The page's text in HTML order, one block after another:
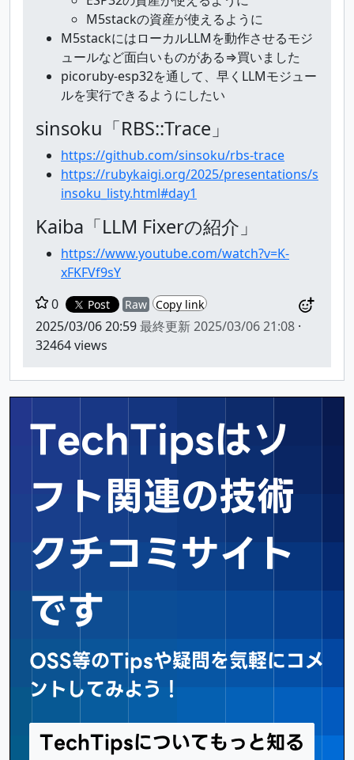
M5stackの資産が使えるように
M5stackにはローカルLLMを動作させるモジ
ュールなど面白いものがある⇒買いました
picoruby-esp32を通して、早くLLMモジュー
ルを実行できるようにしたい
sinsoku「RBS::Trace」
https://github.com/sinsoku/rbs-trace
https://rubykaigi.org/2025/presentations/s
insoku_listy.html#day1
Kaiba「LLM Fixerの紹介」
https://www.youtube.com/watch?v=K-
xFKFVf9sY
0
Post Raw Copy link
2025/03/06 20:59最終更新2025/03/06 21:08 ·
32464 views
TechTipsはソ
フト関連の技術
クチコミサイト
です
OSS等のTipsや疑問を気軽にコメ
ントしてみよう！
TechTipsについてもっと知る